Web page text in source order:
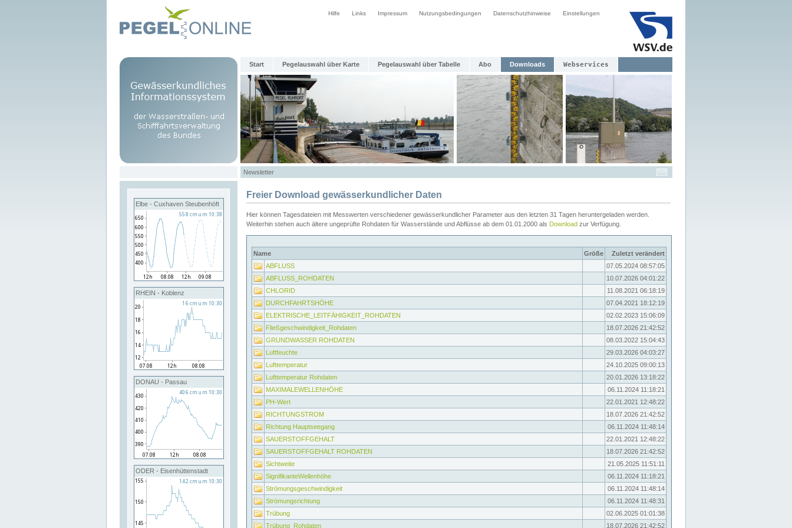
Hilfe Links Impressum Nutzungsbedingungen Datenschutzhinweise Einstellungen
Start Pegelauswahl über Karte Pegelauswahl über Tabelle Abo Downloads Webservices
Newsletter
Elbe - Cuxhaven Steubenhöft
RHEIN - Koblenz
DONAU - Passau
ODER - Eisenhüttenstadt
Freier Download gewässerkundlicher Daten
Hier können Tagesdateien mit Messwerten verschiedener gewässerkundlicher Parameter aus den letzten 31 Tagen heruntergeladen werden.
Weiterhin stehen auch ältere ungeprüfte Rohdaten für Wasserstände und Abflüsse ab dem 01.01.2000 als Download zur Verfügung.
Name Größe
Zuletzt verändert
ABFLUSS
07.05.2024 08:57:05
ABFLUSS_ROHDATEN
10.07.2026 04:01:22
CHLORID
11.08.2021 06:18:19
DURCHFAHRTSHÖHE
07.04.2021 18:12:19
ELEKTRISCHE_LEITFÄHIGKEIT_ROHDATEN
02.02.2023 15:06:09
Fließgeschwindigkeit_Rohdaten
18.07.2026 21:42:52
GRUNDWASSER ROHDATEN
08.03.2022 15:04:43
Luftfeuchte
29.03.2026 04:03:27
Lufttemperatur
24.10.2025 09:00:13
Lufttemperatur Rohdaten
20.01.2026 13:18:22
MAXIMALEWELLENHÖHE
06.11.2024 11:18:21
PH-Wert
22.01.2021 12:48:22
RICHTUNGSTROM
18.07.2026 21:42:52
Richtung Hauptseegang
06.11.2024 11:48:14
SAUERSTOFFGEHALT
22.01.2021 12:48:22
SAUERSTOFFGEHALT ROHDATEN
18.07.2026 21:42:52
Sichtweite
21.05.2025 11:51:11
SignifikanteWellenhöhe
06.11.2024 11:18:21
Strömungsgeschwindigkeit
06.11.2024 11:48:14
Strömungsrichtung
06.11.2024 11:48:31
Trübung
02.06.2025 01:01:38
Trübung_Rohdaten
18.07.2026 21:42:52